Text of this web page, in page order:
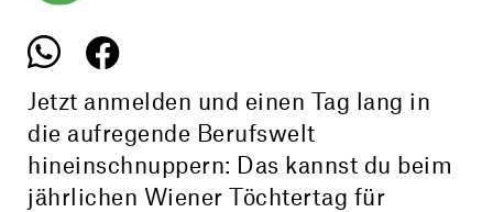
Jetzt anmelden und einen Tag lang in
die aufregende Berufswelt
hineinschnuppern: Das kannst du beim
jährlichen Wiener Töchtertag für